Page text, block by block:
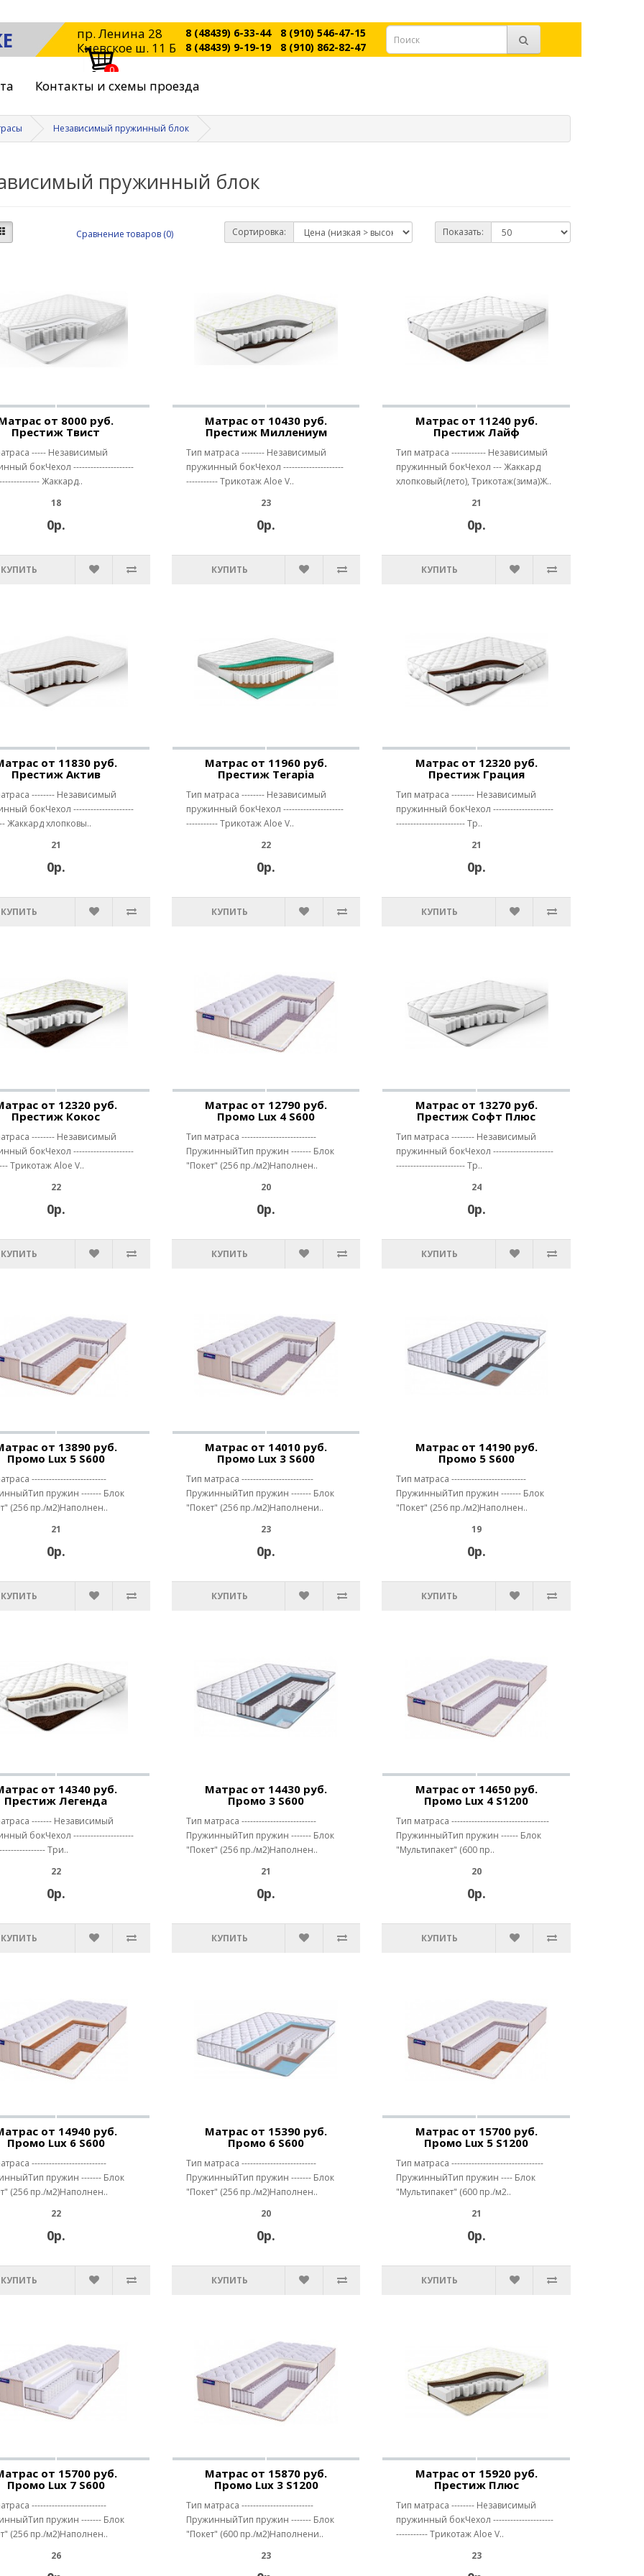
пр. Ленина 28
Киевское ш. 11 Б
8 (48439) 6-33-44
8 (48439) 9-19-19
8 (910) 546-47-15
8 (910) 862-82-47
0
Контакты и схемы проезда
Независимый пружинный блок
пружинный блок
Сравнение товаров (0) Сортировка: Показать:
от 8000 руб.
Престиж Твист
----- Независимый
бокЧехол ---------------------
Жаккард..
18
0р.
КУПИТЬ
Матрас от 10430 руб.
Престиж Миллениум
Тип матраса -------- Независимый
пружинный бокЧехол ---------------------
----------- Трикотаж Aloe V..
23
0р.
КУПИТЬ
Матрас от 11240 руб.
Престиж Лайф
Тип матраса ------------ Независимый
пружинный бокЧехол --- Жаккард
хлопковый(лето), Трикотаж(зима)Ж..
21
0р.
КУПИТЬ
от 11830 руб.
Престиж Актив
-------- Независимый
бокЧехол ---------------------
Жаккард хлопковы..
21
0р.
КУПИТЬ
Матрас от 11960 руб.
Престиж Terapia
Тип матраса -------- Независимый
пружинный бокЧехол ---------------------
----------- Трикотаж Aloe V..
22
0р.
КУПИТЬ
Матрас от 12320 руб.
Престиж Грация
Тип матраса -------- Независимый
пружинный бокЧехол ---------------------
------------------------ Тр..
21
0р.
КУПИТЬ
от 12320 руб.
Престиж Кокос
-------- Независимый
бокЧехол ---------------------
Трикотаж Aloe V..
22
0р.
КУПИТЬ
Матрас от 12790 руб.
Промо Lux 4 S600
Тип матраса --------------------------
ПружинныйТип пружин ------- Блок
"Покет" (256 пр./м2)Наполнен..
20
0р.
КУПИТЬ
Матрас от 13270 руб.
Престиж Софт Плюс
Тип матраса -------- Независимый
пружинный бокЧехол ---------------------
------------------------ Тр..
24
0р.
КУПИТЬ
от 13890 руб.
Промо Lux 5 S600
--------------------------
пружин ------- Блок
(256 пр./м2)Наполнен..
21
0р.
КУПИТЬ
Матрас от 14010 руб.
Промо Lux 3 S600
Тип матраса -------------------------
ПружинныйТип пружин ------- Блок
"Покет" (256 пр./м2)Наполнени..
23
0р.
КУПИТЬ
Матрас от 14190 руб.
Промо 5 S600
Тип матраса --------------------------
ПружинныйТип пружин ------- Блок
"Покет" (256 пр./м2)Наполнен..
19
0р.
КУПИТЬ
от 14340 руб.
Престиж Легенда
------- Независимый
бокЧехол ---------------------
Три..
22
0р.
КУПИТЬ
Матрас от 14430 руб.
Промо 3 S600
Тип матраса --------------------------
ПружинныйТип пружин ------- Блок
"Покет" (256 пр./м2)Наполнен..
21
0р.
КУПИТЬ
Матрас от 14650 руб.
Промо Lux 4 S1200
Тип матраса ----------------------------------
ПружинныйТип пружин ------ Блок
"Мультипакет" (600 пр..
20
0р.
КУПИТЬ
от 14940 руб.
Промо Lux 6 S600
--------------------------
пружин ------- Блок
(256 пр./м2)Наполнен..
22
0р.
КУПИТЬ
Матрас от 15390 руб.
Промо 6 S600
Тип матраса --------------------------
ПружинныйТип пружин ------- Блок
"Покет" (256 пр./м2)Наполнен..
20
0р.
КУПИТЬ
Матрас от 15700 руб.
Промо Lux 5 S1200
Тип матраса --------------------------------
ПружинныйТип пружин ---- Блок
"Мультипакет" (600 пр./м2..
21
0р.
КУПИТЬ
от 15700 руб.
Промо Lux 7 S600
--------------------------
пружин ------- Блок
(256 пр./м2)Наполнен..
26
Матрас от 15870 руб.
Промо Lux 3 S1200
Тип матраса -------------------------
ПружинныйТип пружин ------- Блок
"Покет" (600 пр./м2)Наполнени..
23
Матрас от 15920 руб.
Престиж Плюс
Тип матраса -------- Независимый
пружинный бокЧехол ---------------------
----------- Трикотаж Aloe V..
23